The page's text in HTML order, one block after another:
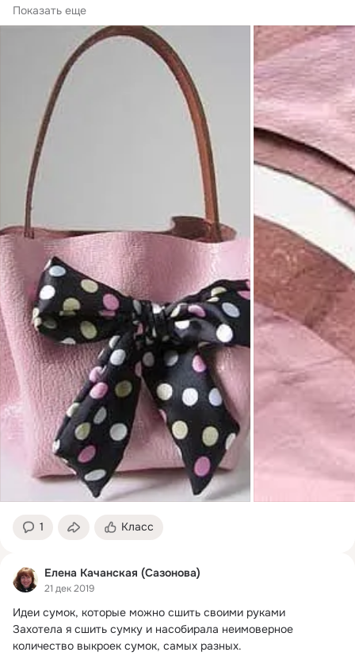
ручка с карабинами.
Показать еще
1 Класс
Елена Качанская (Сазонова)
21 дек 2019
Идеи сумок, которые можно сшить своими руками
Захотела я сшить сумку и насобирала неимоверное
количество выкроек сумок, самых разных.